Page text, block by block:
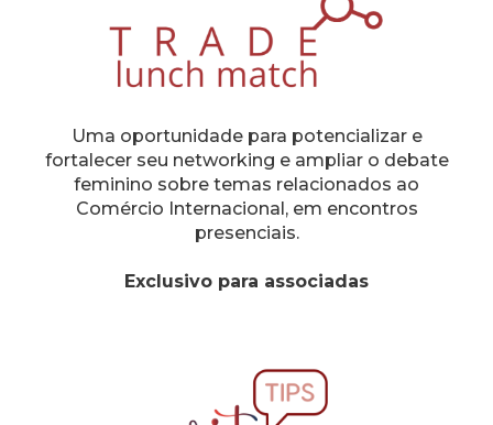
Uma oportunidade para potencializar e
fortalecer seu networking e ampliar o debate
feminino sobre temas relacionados ao
Comércio Internacional, em encontros
presenciais.
Exclusivo para associadas